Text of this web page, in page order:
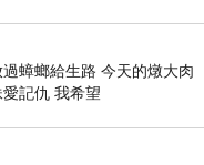
岔路。右為北隘
桐花步道以及另
蟑螂給生路 今天的燉大肉
記仇 我希望